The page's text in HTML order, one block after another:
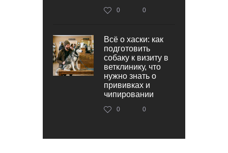
0 0
Всё о хаски: как
подготовить
собаку к визиту в
ветклинику, что
нужно знать о
прививках и
чипировании
0 0